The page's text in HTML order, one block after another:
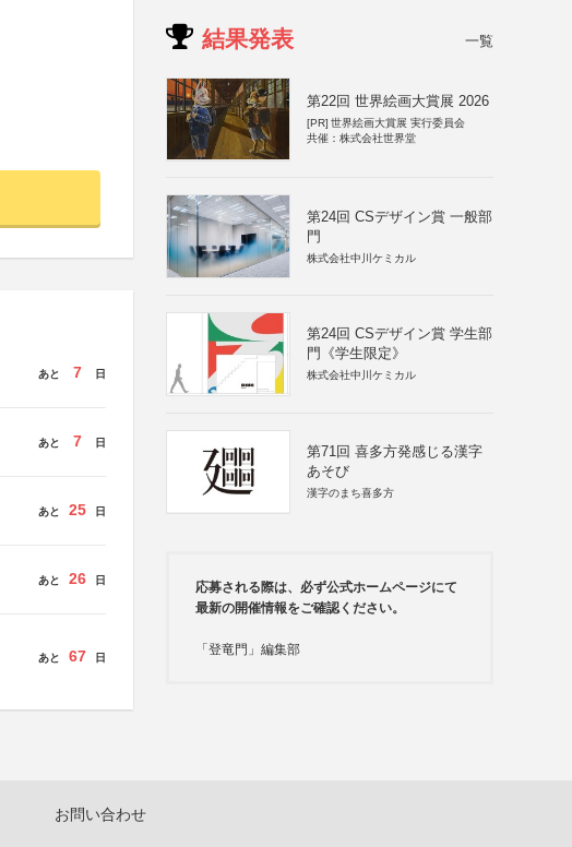
あと 7 日
あと 7 日
あと 25 日
あと 26 日
あと 67 日
結果発表 一覧
第22回 世界絵画大賞展 2026
[PR] 世界絵画大賞展 実行委員会
共催：株式会社世界堂
第24回 CSデザイン賞 一般部
門
株式会社中川ケミカル
第24回 CSデザイン賞 学生部
門《学生限定》
株式会社中川ケミカル
第71回 喜多方発感じる漢字
あそび
漢字のまち喜多方
応募される際は、必ず公式ホームページにて
最新の開催情報をご確認ください。
「登竜門」編集部
お問い合わせ